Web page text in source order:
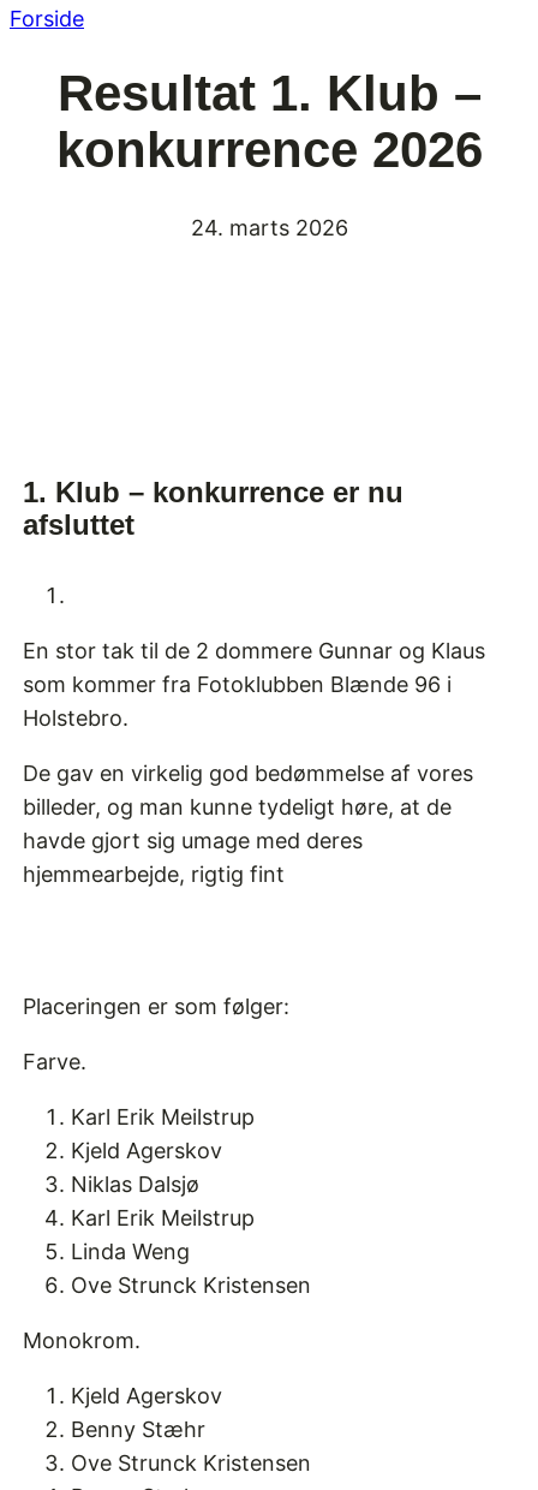
Forside
Resultat 1. Klub –
konkurrence 2026
24. marts 2026
1. Klub – konkurrence er nu
afsluttet
En stor tak til de 2 dommere Gunnar og Klaus
som kommer fra Fotoklubben Blænde 96 i
Holstebro.
De gav en virkelig god bedømmelse af vores
billeder, og man kunne tydeligt høre, at de
havde gjort sig umage med deres
hjemmearbejde, rigtig fint
Placeringen er som følger:
Farve.
Karl Erik Meilstrup
Kjeld Agerskov
Niklas Dalsjø
Karl Erik Meilstrup
Linda Weng
Ove Strunck Kristensen
Monokrom.
Kjeld Agerskov
Benny Stæhr
Ove Strunck Kristensen